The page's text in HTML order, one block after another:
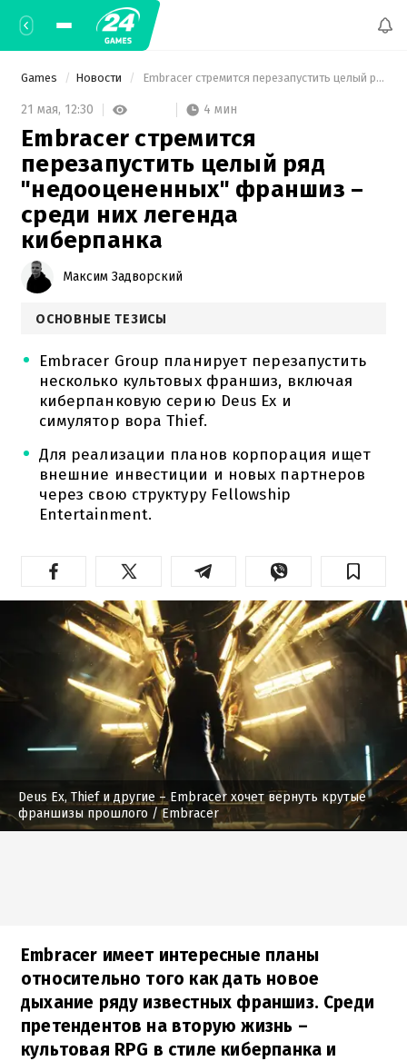
Games Новости Embracer стремится перезапустить целый ряд "недооцененных" франшиз – среди них легенда киберпанка
21 мая, 12:30 4 мин
Embracer стремится
перезапустить целый ряд
"недооцененных" франшиз –
среди них легенда
киберпанка
Максим Задворский
ОСНОВНЫЕ ТЕЗИСЫ
Embracer Group планирует перезапустить
несколько культовых франшиз, включая
киберпанковую серию Deus Ex и
симулятор вора Thief.
Для реализации планов корпорация ищет
внешние инвестиции и новых партнеров
через свою структуру Fellowship
Entertainment.
Deus Ex, Thief и другие – Embracer хочет вернуть крутые
франшизы прошлого / Embracer
Embracer имеет интересные планы
относительно того как дать новое
дыхание ряду известных франшиз. Среди
претендентов на вторую жизнь –
культовая RPG в стиле киберпанка и